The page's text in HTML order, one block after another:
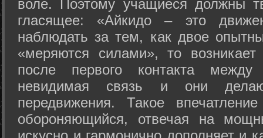
воле. Поэтому учащиеся должны
гласящее: «Айкидо – это
наблюдать за тем, как двое
«меряются силами», то возникает
после первого контакта
невидимая связь и они
передвижения. Такое
обороняющийся, отвечая на